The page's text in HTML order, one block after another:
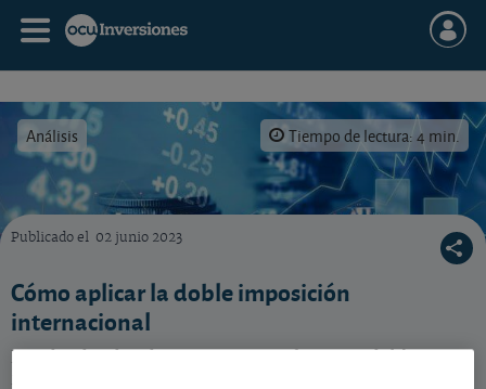
Análisis Tiempo de lectura: 4 min.
Aplíquese la doble deducción internacional en los dividendos de acciones extranjeras.
Publicado el 02 junio 2023
Cómo aplicar la doble imposición
internacional
Los dividendos de extranjeras sufren una doble